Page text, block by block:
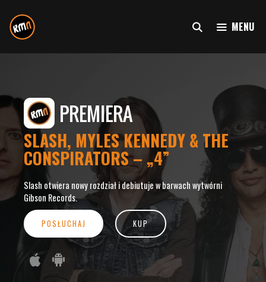
do
treści
MENU
SLASH, MYLESKENNEDY& THE
CONSPIRATORS– „4”
Slash otwiera nowy rozdział i debiutuje w barwach wytwórni
Gibson Records.
POSŁUCHAJ KUP